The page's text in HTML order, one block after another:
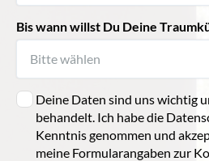
Bis wann willst Du Deine
Deine Daten sind uns wichtig
behandelt. Ich habe die
Kenntnis genommen und
meine Formularangaben zur